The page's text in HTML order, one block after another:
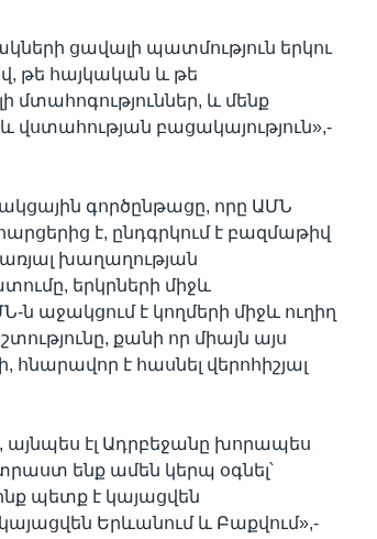
ցավալի պատմություն երկու
թե հայկական և թե
և մենք
վստահության բացակայություն»,-
գործընթացը, որը ԱՄՆ
է, ընդգրկում է բազմաթիվ
խաղաղության
երկրների միջև
աջակցում է կողմերի միջև ուղիղ
քանի որ միայն այս
է հասնել վերոհիշյալ
այնպես էլ Ադրբեջանը խորապես
ենք ամեն կերպ օգնել՝
պետք է կայացվեն
Երևանում և Բաքվում»,-